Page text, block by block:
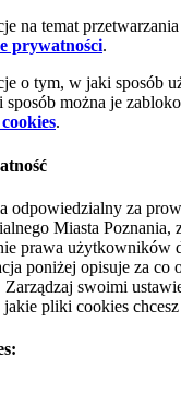
na temat
prywatności.
o tym, w jaki sposób
można je
.
odpowiedzialny za
Miasta Poznania,
prawa użytkowników
poniżej opisuje za co
Zarządzaj swoimi
pliki cookies chcesz